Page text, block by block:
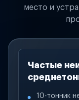
место и
Частые
10-тонник